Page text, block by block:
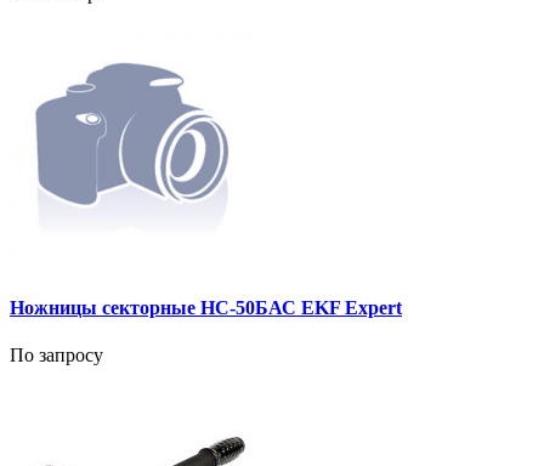
Ножницы секторные НС-50БАС EKF Expert
По запросу